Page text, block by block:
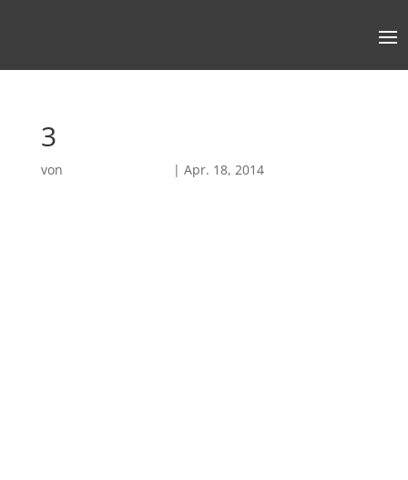
3
von | Apr. 18, 2014